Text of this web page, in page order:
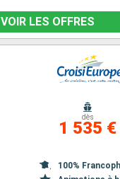
VOIR LES OFFRES
dès
1 535 €
100%